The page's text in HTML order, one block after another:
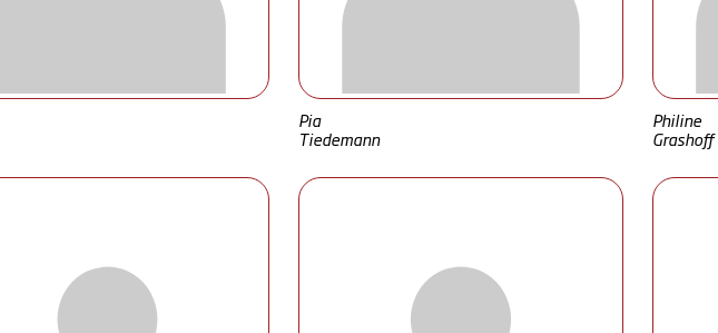
Pia
Tiedemann
Philine
Grashoff